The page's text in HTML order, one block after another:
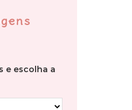
e escolha a